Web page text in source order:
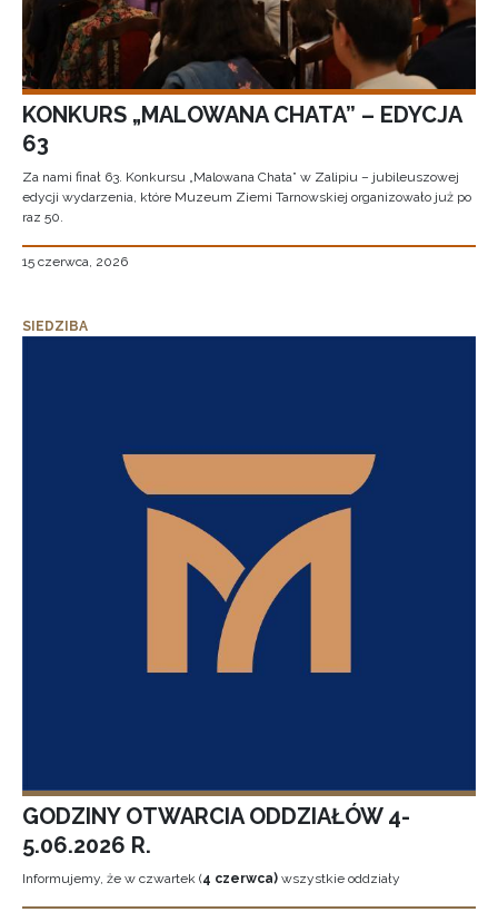
KONKURS „MALOWANA CHATA” – EDYCJA
63
Za nami finał 63. Konkursu „Malowana Chata” w Zalipiu – jubileuszowej
edycji wydarzenia, które Muzeum Ziemi Tarnowskiej organizowało już po
raz 50.
15 czerwca, 2026
SIEDZIBA
GODZINY OTWARCIA ODDZIAŁÓW 4-
5.06.2026 R.
Informujemy, że w czwartek (4 czerwca) wszystkie oddziały